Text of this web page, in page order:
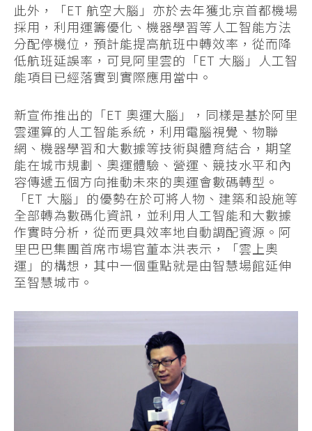
此外，「ET 航空大腦」亦於去年獲北京首都機場
採用，利用運籌優化、機器學習等人工智能方法
分配停機位，預計能提高航班中轉效率，從而降
低航班延誤率，可見阿里雲的「ET 大腦」人工智
能項目已經落實到實際應用當中。
新宣佈推出的「ET 奧運大腦」，同樣是基於阿里
雲運算的人工智能系統，利用電腦視覺、物聯
網、機器學習和大數據等技術與體育結合，期望
能在城市規劃、奧運體驗、營運、競技水平和內
容傳遞五個方向推動未來的奧運會數碼轉型。
「ET 大腦」的優勢在於可將人物、建築和設施等
全部轉為數碼化資訊，並利用人工智能和大數據
作實時分析，從而更具效率地自動調配資源。阿
里巴巴集團首席市場官董本洪表示，「雲上奧
運」的構想，其中一個重點就是由智慧場館延伸
至智慧城市。